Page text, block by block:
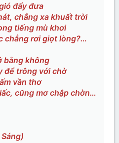
đẩy đưa
chẳng xa khuất trời
tiếng mù khơi
chẳng rơi giọt lòng?…
bằng không
để trông với chờ
vần thơ
cũng mơ chập chờn…